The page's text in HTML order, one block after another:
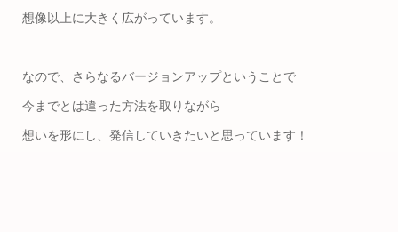
想像以上に大きく広がっています。
なので、さらなるバージョンアップということで
今までとは違った方法を取りながら
想いを形にし、発信していきたいと思っています！